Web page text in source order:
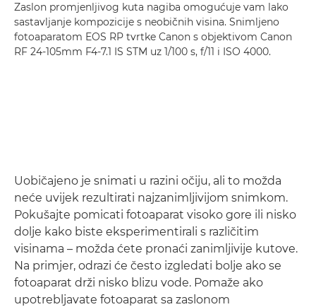
Zaslon promjenljivog kuta nagiba omogućuje vam lako
sastavljanje kompozicije s neobičnih visina. Snimljeno
fotoaparatom EOS RP tvrtke Canon s objektivom Canon
RF 24-105mm F4-7.1 IS STM uz 1/100 s, f/11 i ISO 4000.
Uobičajeno je snimati u razini očiju, ali to možda
neće uvijek rezultirati najzanimljivijom snimkom.
Pokušajte pomicati fotoaparat visoko gore ili nisko
dolje kako biste eksperimentirali s različitim
visinama – možda ćete pronaći zanimljivije kutove.
Na primjer, odrazi će često izgledati bolje ako se
fotoaparat drži nisko blizu vode. Pomaže ako
upotrebljavate fotoaparat sa zaslonom